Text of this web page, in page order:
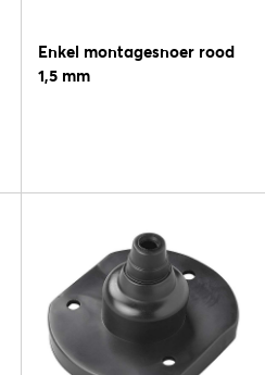
Enkel montagesnoer rood
1,5 mm